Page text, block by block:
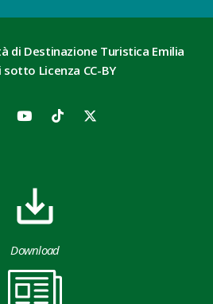
di Destinazione Turistica Emilia
Licenza CC-BY
Download